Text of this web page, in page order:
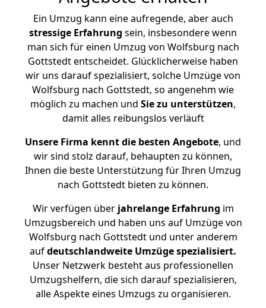
Ein Umzug kann eine aufregende, aber auch
stressige Erfahrung sein, insbesondere wenn
man sich für einen Umzug von Wolfsburg nach
Gottstedt entscheidet. Glücklicherweise haben
wir uns darauf spezialisiert, solche Umzüge von
Wolfsburg nach Gottstedt, so angenehm wie
möglich zu machen und Sie zu unterstützen,
damit alles reibungslos verläuft
Unsere Firma kennt die besten Angebote, und
wir sind stolz darauf, behaupten zu können,
Ihnen die beste Unterstützung für Ihren Umzug
nach Gottstedt bieten zu können.
Wir verfügen überjahrelange Erfahrung im
Umzugsbereich und haben uns auf Umzüge von
Wolfsburg nach Gottstedt und unter anderem
aufdeutschlandweite Umzüge spezialisiert.
Unser Netzwerk besteht aus professionellen
Umzugshelfern, die sich darauf spezialisieren,
alle Aspekte eines Umzugs zu organisieren.